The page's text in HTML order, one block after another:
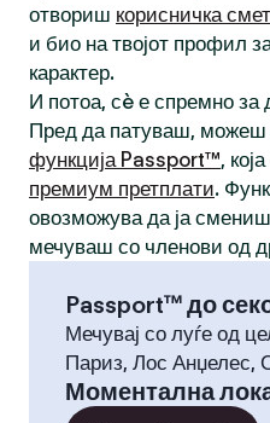
отвориш корисничка
и био на твојот профил
карактер.
И потоа, сè е спремно за
Пред да патуваш, можеш
функција Passport™,
премиум претплати.
овозможува да ја
мечуваш со членови од
Passport™ до
Мечувај со луѓе од
Париз, Лос Анџелес,
Моментална